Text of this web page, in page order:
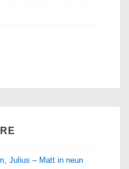
Julius – Matt in neun